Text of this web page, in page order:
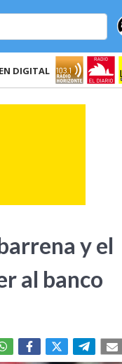
DIGITAL
y el
al banco